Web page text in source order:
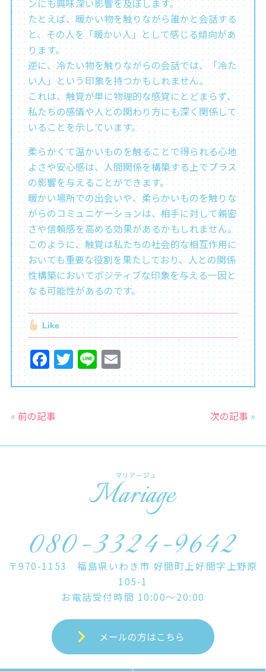
ンにも興味深い影響を及ぼします。
たとえば、暖かい物を触りながら誰かと会話する
と、その人を「暖かい人」として感じる傾向があ
ります。
逆に、冷たい物を触りながらの会話では、「冷た
い人」という印象を持つかもしれません。
これは、触覚が単に物理的な感覚にとどまらず、
私たちの感情や人との関わり方にも深く関係して
いることを示しています。
柔らかくて温かいものを触ることで得られる心地
よさや安心感は、人間関係を構築する上でプラス
の影響を与えることができます。
暖かい場所での出会いや、柔らかいものを触りな
がらのコミュニケーションは、相手に対して親密
さや信頼感を高める効果があるかもしれません。
このように、触覚は私たちの社会的な相互作用に
おいても重要な役割を果たしており、人との関係
性構築においてポジティブな印象を与える一因と
なる可能性があるのです。
Like
F
a
e
o
T
w
Li
n
E
m
« 前の記事 次の記事 »
〒970-1153 福島県いわき市 好間町上好間字上野原
105-1
お電話受付時間 10:00～20:00
メールの方はこちら